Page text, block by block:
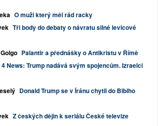
O muži který měl rád racky
Tři body do debaty o návratu silné levicové
Palantir a přednášky o Antikristu v Římě
4 News: Trump nadává svým spojencům. Izraelci
Donald Trump se v Íránu chytil do Bibiho
Z českých dějin k seriálu České televize